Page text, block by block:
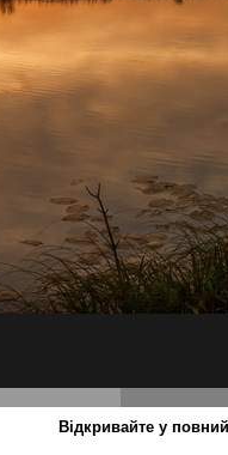
Відкривайте у